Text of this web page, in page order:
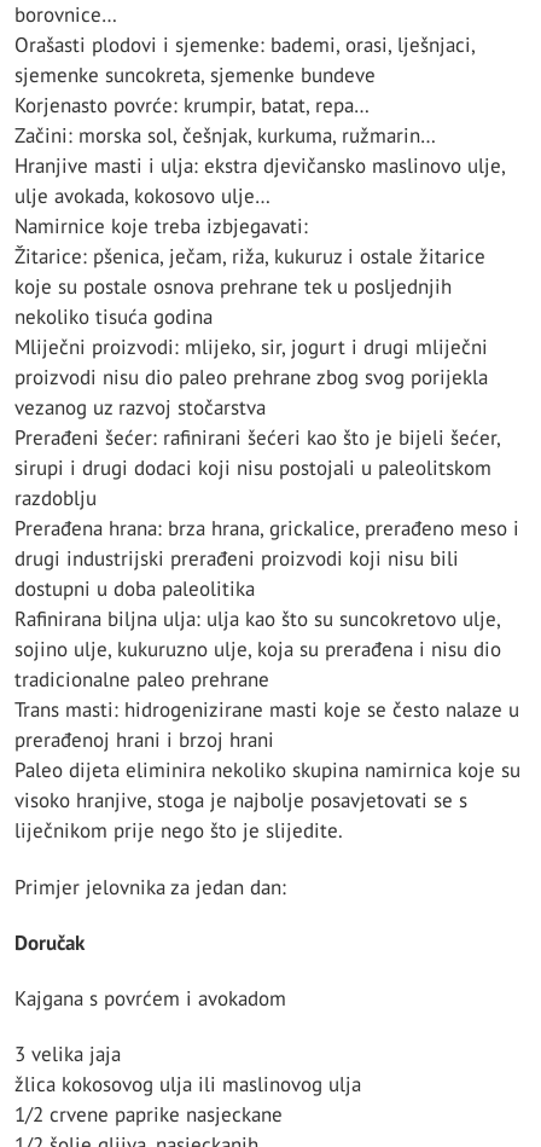
borovnice…
Orašasti plodovi i sjemenke: bademi, orasi, lješnjaci,
sjemenke suncokreta, sjemenke bundeve
Korjenasto povrće: krumpir, batat, repa…
Začini: morska sol, češnjak, kurkuma, ružmarin…
Hranjive masti i ulja: ekstra djevičansko maslinovo ulje,
ulje avokada, kokosovo ulje…
Namirnice koje treba izbjegavati:
Žitarice: pšenica, ječam, riža, kukuruz i ostale žitarice
koje su postale osnova prehrane tek u posljednjih
nekoliko tisuća godina
Mliječni proizvodi: mlijeko, sir, jogurt i drugi mliječni
proizvodi nisu dio paleo prehrane zbog svog porijekla
vezanog uz razvoj stočarstva
Prerađeni šećer: rafinirani šećeri kao što je bijeli šećer,
sirupi i drugi dodaci koji nisu postojali u paleolitskom
razdoblju
Prerađena hrana: brza hrana, grickalice, prerađeno meso i
drugi industrijski prerađeni proizvodi koji nisu bili
dostupni u doba paleolitika
Rafinirana biljna ulja: ulja kao što su suncokretovo ulje,
sojino ulje, kukuruzno ulje, koja su prerađena i nisu dio
tradicionalne paleo prehrane
Trans masti: hidrogenizirane masti koje se često nalaze u
prerađenoj hrani i brzoj hrani
Paleo dijeta eliminira nekoliko skupina namirnica koje su
visoko hranjive, stoga je najbolje posavjetovati se s
liječnikom prije nego što je slijedite.
Primjer jelovnika za jedan dan:
Doručak
Kajgana s povrćem i avokadom
3 velika jaja
žlica kokosovog ulja ili maslinovog ulja
1/2 crvene paprike nasjeckane